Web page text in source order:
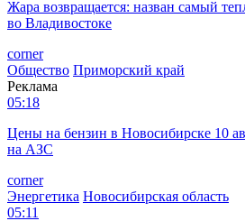
Жара возвращается: назван самый
во Владивостоке
corner
Общество Приморский край
Реклама
05:18
Цены на бензин в Новосибирске 10
на АЗС
corner
Энергетика Новосибирская область
05:11